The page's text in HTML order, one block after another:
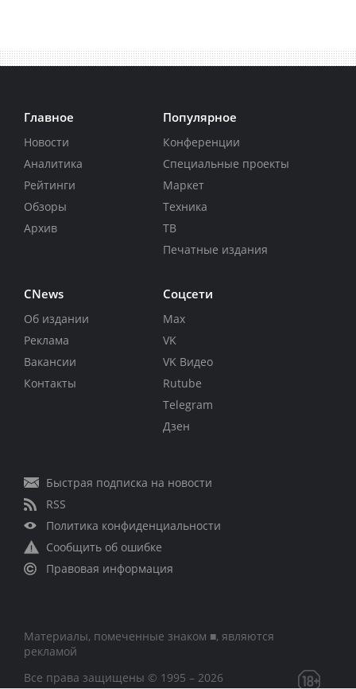
Главное
Новости
Аналитика
Рейтинги
Обзоры
Архив
Популярное
Конференции
Специальные проекты
Маркет
Техника
ТВ
Печатные издания
CNews
Об издании
Реклама
Вакансии
Контакты
Соцсети
Max
VK
VK Видео
Rutube
Telegram
Дзен
Быстрая подписка на новости
RSS
Политика конфиденциальности
Сообщить об ошибке
Правовая информация
Материалы, помеченные знаком ■, являются
рекламой
Все права защищены © 1995 – 2026